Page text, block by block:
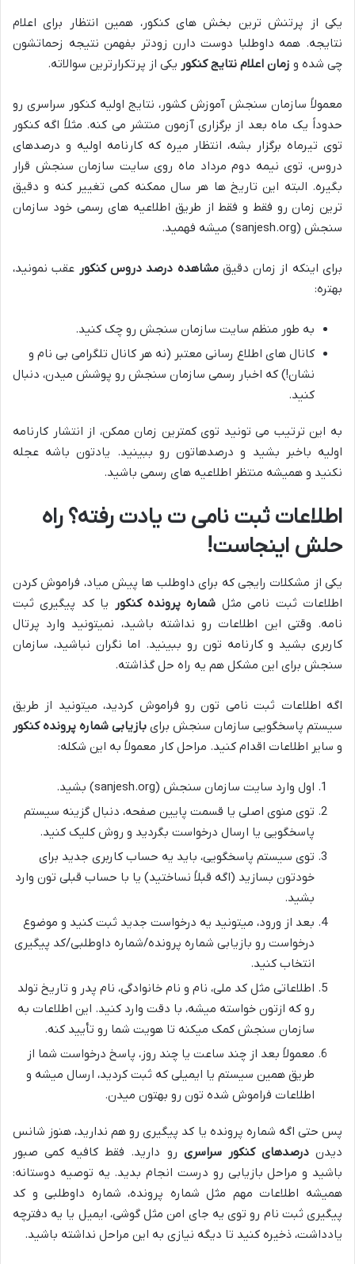
یکی از پرتنش ترین بخش های کنکور، همین انتظار برای اعلام
نتایجه. همه داوطلبا دوست دارن زودتر بفهمن نتیجه زحماتشون
چی شده و زمان اعلام نتایج کنکور یکی از پرتکرارترین سوالاته.
معمولاً سازمان سنجش آموزش کشور، نتایج اولیه کنکور سراسری رو
حدوداً یک ماه بعد از برگزاری آزمون منتشر می کنه. مثلاً اگه کنکور
توی تیرماه برگزار بشه، انتظار میره که کارنامه اولیه و درصدهای
دروس، توی نیمه دوم مرداد ماه روی سایت سازمان سنجش قرار
بگیره. البته این تاریخ ها هر سال ممکنه کمی تغییر کنه و دقیق
ترین زمان رو فقط و فقط از طریق اطلاعیه های رسمی خود سازمان
سنجش (sanjesh.org) میشه فهمید.
برای اینکه از زمان دقیقمشاهده درصد دروس کنکور عقب نمونید،
بهتره:
به طور منظم سایت سازمان سنجش رو چک کنید.
کانال های اطلاع رسانی معتبر (نه هر کانال تلگرامی بی نام و
نشان!) که اخبار رسمی سازمان سنجش رو پوشش میدن، دنبال
کنید.
به این ترتیب می تونید توی کمترین زمان ممکن، از انتشار کارنامه
اولیه باخبر بشید و درصدهاتون رو ببینید. یادتون باشه عجله
نکنید و همیشه منتظر اطلاعیه های رسمی باشید.
اطلاعات ثبت نامی ت یادت رفته؟ راه
حلش اینجاست!
یکی از مشکلات رایجی که برای داوطلب ها پیش میاد، فراموش کردن
اطلاعات ثبت نامی مثل شماره پرونده کنکور یا کد پیگیری ثبت
نامه. وقتی این اطلاعات رو نداشته باشید، نمیتونید وارد پرتال
کاربری بشید و کارنامه تون رو ببینید. اما نگران نباشید، سازمان
سنجش برای این مشکل هم یه راه حل گذاشته.
اگه اطلاعات ثبت نامی تون رو فراموش کردید، میتونید از طریق
سیستم پاسخگویی سازمان سنجش برای بازیابی شماره پرونده کنکور
و سایر اطلاعات اقدام کنید. مراحل کار معمولاً به این شکله:
اول وارد سایت سازمان سنجش (sanjesh.org) بشید.
توی منوی اصلی یا قسمت پایین صفحه، دنبال گزینه سیستم
پاسخگویی یا ارسال درخواست بگردید و روش کلیک کنید.
توی سیستم پاسخگویی، باید یه حساب کاربری جدید برای
خودتون بسازید (اگه قبلاً نساختید) یا با حساب قبلی تون وارد
بشید.
بعد از ورود، میتونید یه درخواست جدید ثبت کنید و موضوع
درخواست رو بازیابی شماره پرونده/شماره داوطلبی/کد پیگیری
انتخاب کنید.
اطلاعاتی مثل کد ملی، نام و نام خانوادگی، نام پدر و تاریخ تولد
رو که ازتون خواسته میشه، با دقت وارد کنید. این اطلاعات به
سازمان سنجش کمک میکنه تا هویت شما رو تأیید کنه.
معمولاً بعد از چند ساعت یا چند روز، پاسخ درخواست شما از
طریق همین سیستم یا ایمیلی که ثبت کردید، ارسال میشه و
اطلاعات فراموش شده تون رو بهتون میدن.
پس حتی اگه شماره پرونده یا کد پیگیری رو هم ندارید، هنوز شانس
دیدندرصدهای کنکور سراسری رو دارید. فقط کافیه کمی صبور
باشید و مراحل بازیابی رو درست انجام بدید. یه توصیه دوستانه:
همیشه اطلاعات مهم مثل شماره پرونده، شماره داوطلبی و کد
پیگیری ثبت نام رو توی یه جای امن مثل گوشی، ایمیل یا یه دفترچه
یادداشت، ذخیره کنید تا دیگه نیازی به این مراحل نداشته باشید.